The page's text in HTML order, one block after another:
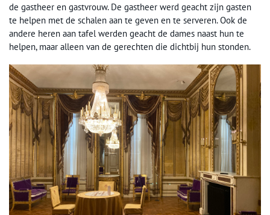
de gastheer en gastvrouw. De gastheer werd geacht zijn gasten
te helpen met de schalen aan te geven en te serveren. Ook de
andere heren aan tafel werden geacht de dames naast hun te
helpen, maar alleen van de gerechten die dichtbij hun stonden.